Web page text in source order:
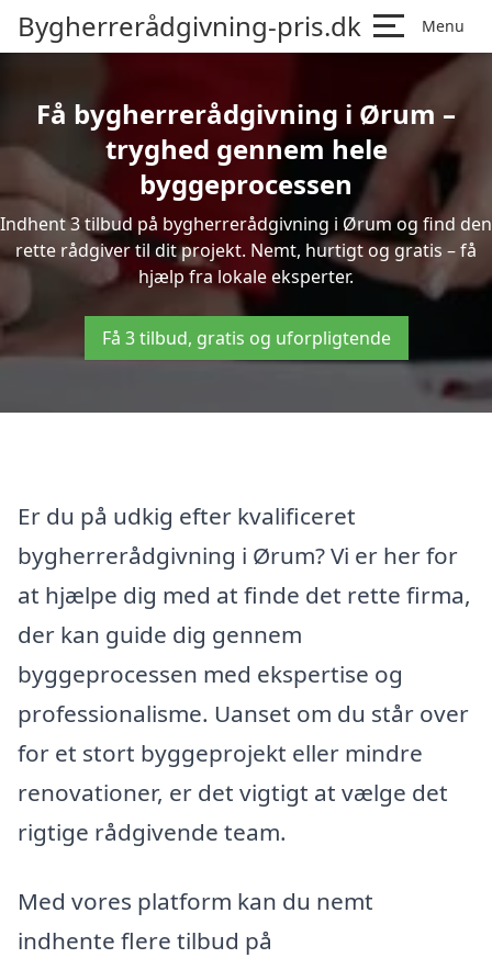
Bygherrerådgivning-pris.dk Menu
Få bygherrerådgivning i Ørum –
tryghed gennem hele
byggeprocessen
Indhent 3 tilbud på bygherrerådgivning i Ørum og find den
rette rådgiver til dit projekt. Nemt, hurtigt og gratis – få
hjælp fra lokale eksperter.
Få 3 tilbud, gratis og uforpligtende
Er du på udkig efter kvalificeret
bygherrerådgivning i Ørum? Vi er her for
at hjælpe dig med at finde det rette firma,
der kan guide dig gennem
byggeprocessen med ekspertise og
professionalisme. Uanset om du står over
for et stort byggeprojekt eller mindre
renovationer, er det vigtigt at vælge det
rigtige rådgivende team.
Med vores platform kan du nemt
indhente flere tilbud på